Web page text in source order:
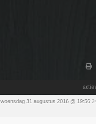
woensdag 31 augustus 2016 @ 19:56